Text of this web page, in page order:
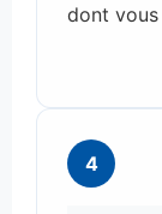
dont
4